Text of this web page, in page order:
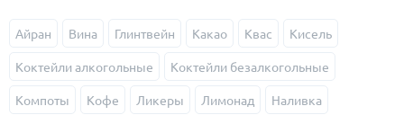
Айран Вина Глинтвейн Какао Квас Кисель
Коктейли алкогольные Коктейли безалкогольные
Компоты Кофе Ликеры Лимонад Наливка